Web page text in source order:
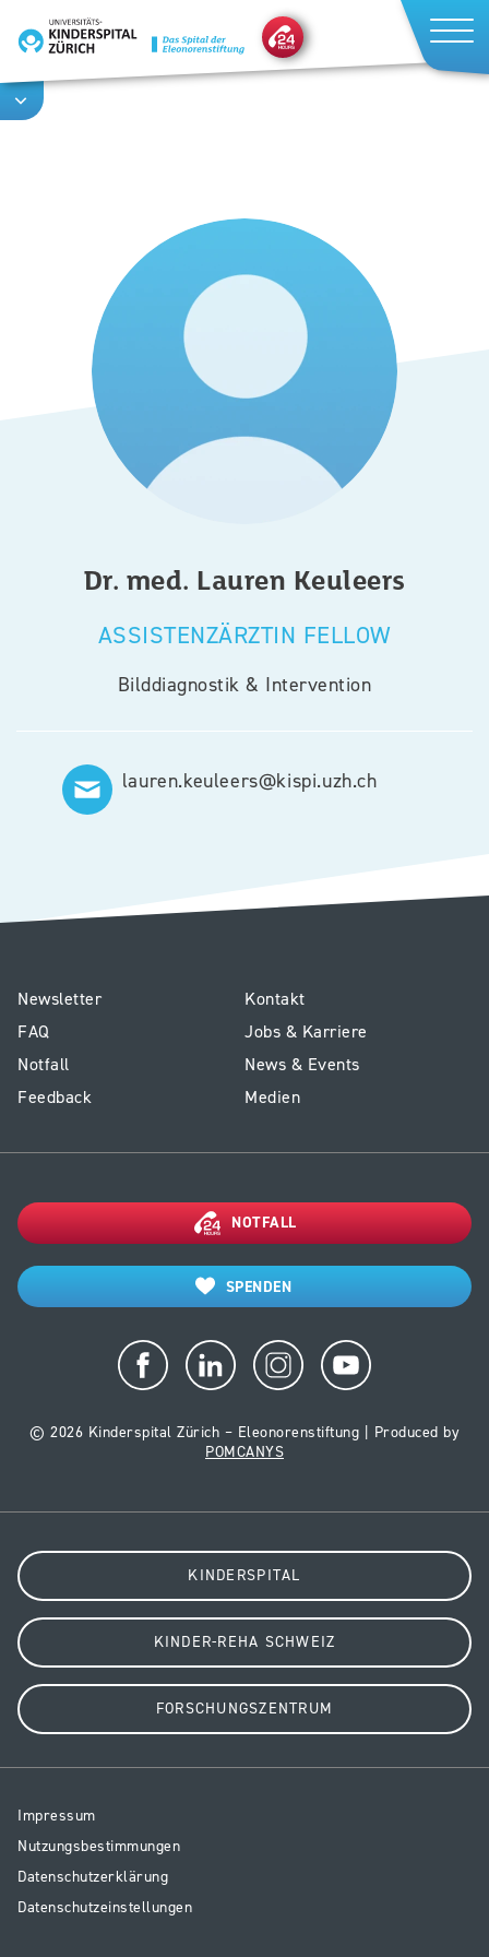
zum
Inhalt
Dr. med. Lauren Keuleers
ASSISTENZÄRZTIN FELLOW
Bilddiagnostik & Intervention
lauren.keuleers@kispi.uzh.ch
E1
-
Footer
Kinderspital
Newsletter
FAQ
Notfall
Feedback
Service
Kinderspital
Kontakt
Jobs & Karriere
News & Events
Medien
NOTFALL
SPENDEN
© 2026 Kinderspital Zürich – Eleonorenstiftung | Produced by
POMCANYS
KINDERSPITAL
KINDER-REHA SCHWEIZ
FORSCHUNGSZENTRUM
Resp
Legal
Impressum
Nutzungsbestimmungen
Datenschutzerklärung
Datenschutzeinstellungen